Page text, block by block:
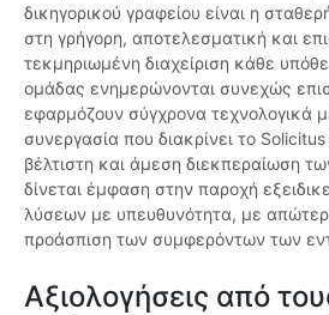
δικηγορικού γραφείου είναι η
στη γρήγορη, αποτελεσματική και
τεκμηριωμένη διαχείριση κάθε
ομάδας ενημερώνονται συνεχώς
εφαρμόζουν σύγχρονα τεχνολογικά
συνεργασία που διακρίνει το Solicitus
βέλτιστη και άμεση διεκπεραίωση
δίνεται έμφαση στην παροχή
λύσεων με υπευθυνότητα, με
προάσπιση των συμφερόντων των
Αξιολογήσεις από